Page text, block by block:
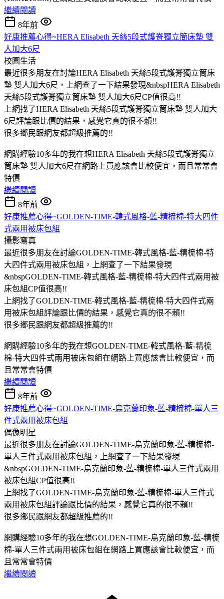
繼續閱讀
8年前
好康推薦心得~HERA Elisabeth 天絲5段式護脊獨立筒床墊 雙
人加大6尺
校園生活
最近很多朋友在討論HERA Elisabeth 天絲5段式護脊獨立筒床
墊 雙人加大6尺，上網查了一下結果發現&nbspHERA Elisabeth
天絲5段式護脊獨立筒床墊 雙人加大6尺CP值很高!!
上網找了HERA Elisabeth 天絲5段式護脊獨立筒床墊 雙人加大
6尺評論跟比價的結果，感覺它真的很不賴!!
很多鄉民跟網友都超級推薦的!!
網購經驗10多年的我在想HERA Elisabeth 天絲5段式護脊獨立
筒床墊 雙人加大6尺在網路上買應該會比較便宜，而且常常會
特價
繼續閱讀
8年前
好康推薦心得~GOLDEN-TIME-韓式風格-藍-精梳棉-特大四件
式兩用被床包組
攝影寫真
最近很多朋友在討論GOLDEN-TIME-韓式風格-藍-精梳棉-特
大四件式兩用被床包組，上網查了一下結果發現
&nbspGOLDEN-TIME-韓式風格-藍-精梳棉-特大四件式兩用被
床包組CP值很高!!
上網找了GOLDEN-TIME-韓式風格-藍-精梳棉-特大四件式兩
用被床包組評論跟比價的結果，感覺它真的很不賴!!
很多鄉民跟網友都超級推薦的!!
網購經驗10多年的我在想GOLDEN-TIME-韓式風格-藍-精梳
棉-特大四件式兩用被床包組在網路上買應該會比較便宜，而
且常常會特價
繼續閱讀
8年前
好康推薦心得~GOLDEN-TIME-烏克蘭印象-藍-精梳棉-單人三
件式兩用被床包組
偶像明星
最近很多朋友在討論GOLDEN-TIME-烏克蘭印象-藍-精梳棉-
單人三件式兩用被床包組，上網查了一下結果發現
&nbspGOLDEN-TIME-烏克蘭印象-藍-精梳棉-單人三件式兩用
被床包組CP值很高!!
上網找了GOLDEN-TIME-烏克蘭印象-藍-精梳棉-單人三件式
兩用被床包組評論跟比價的結果，感覺它真的很不賴!!
很多鄉民跟網友都超級推薦的!!
網購經驗10多年的我在想GOLDEN-TIME-烏克蘭印象-藍-精梳
棉-單人三件式兩用被床包組在網路上買應該會比較便宜，而
且常常會特價
繼續閱讀